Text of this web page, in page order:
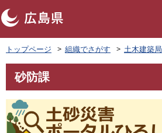
ペ
ー
ジ
先
頭
で
トップページ 組織でさがす 土木建築局
文
砂防課